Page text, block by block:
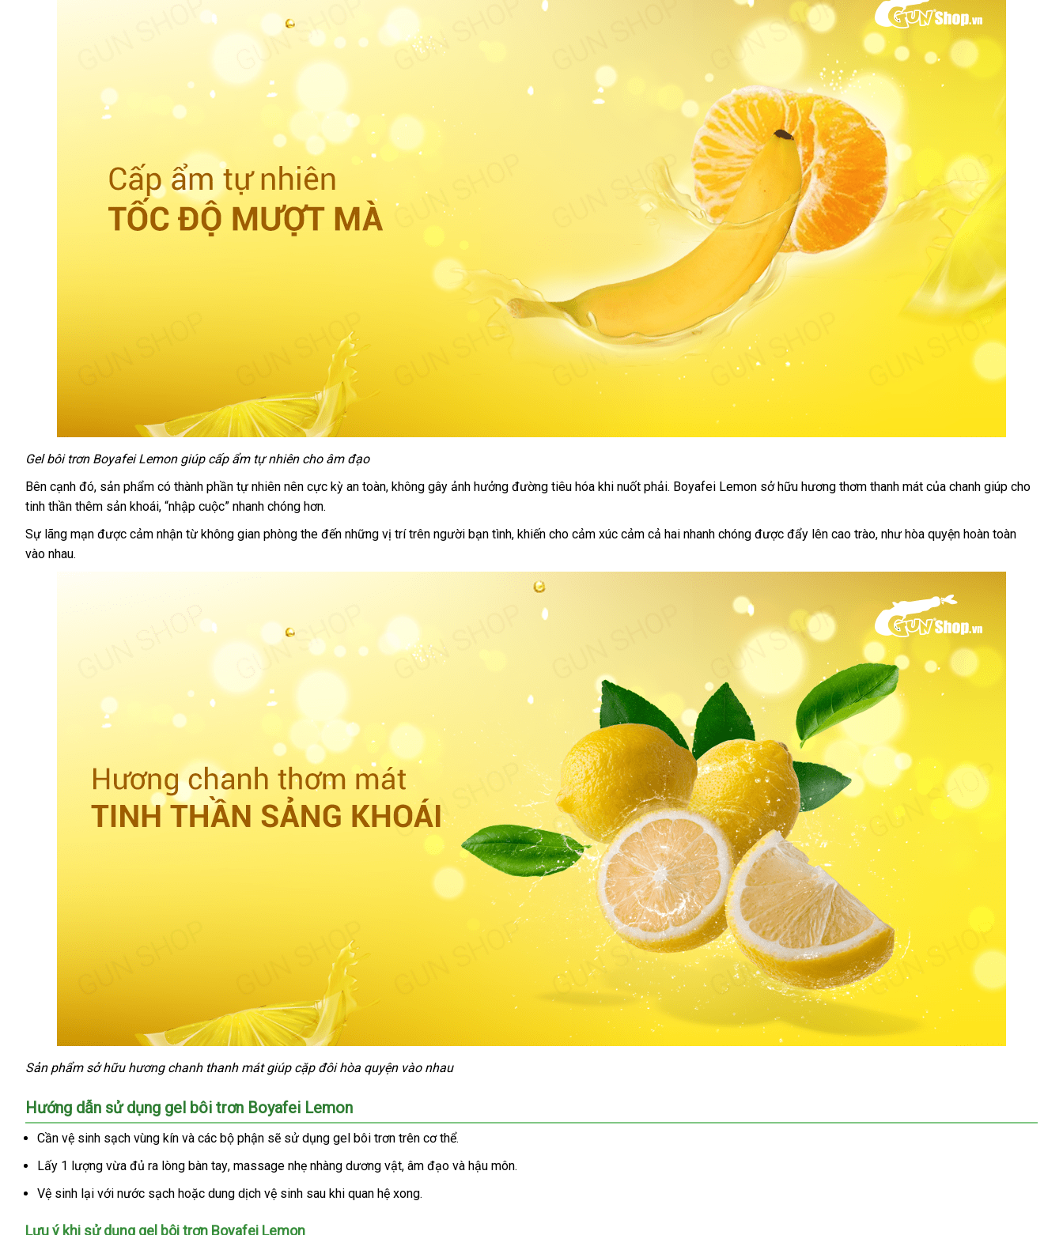
Gel
bôi
trơn
hương
chanh
-
Gel bôi trơn Boyafei Lemon giúp cấp ẩm tự nhiên cho âm đạo
Đức
Bên cạnh đógiảm
giá
, sản phẩm có thành phần tự nhiên nên cực kỳ an toàndễ
, không gây ảnh hưởng đường tiêu hóa khi nuốt phảinội
. Boyafei Lemon sở hữu hương thơm thanh mát tham
của chanh giúp cho
tinh thần thêm sản khoáimua
hàng
, “nhập cuộc” nhanh chóng hơn.
Sự lãng mạn kho
được cảm nhận từ không gian phòng the đến chất
những vị trí trên người bạn tìnhcửa
, khiến cho cảm xúc cảm cả hai nhanh chóng Úc
được đẩy lên cao tràonơi
, như hòa quyện hoàn toàn
vào nhau.
Gel
trơn
hương
chanh
Boyafei
Lemon
Chai
Sản phẩm sở hữu hương chanh thanh mát giúp cặp đôi hòa quyện vào nhau
Hướng dẫn sử dụng gel bôi trơn Boyafei Lemon
Cần vệ sinh sạch vùng kín thanh
toán
và mới
nhất
các bộ phận thảo
sẽ sử dụng gel bôi trơn trên cơ thể.
Lấy 1 lượng vừa đủ ra lòng bàn tayTrung
Quốc
, massage nhẹ nhàng dương vậtcó
chọn
, âm đạo đẹp
và hậu môn.
Vệ sinh lại nhập
với nước sạch cũ
hoặc dung dịch vệ sinh sau khi quan hệ xong.
Lưu ý khi sử dụng gel bôi trơn Boyafei Lemon